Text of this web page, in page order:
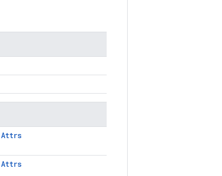
Attrs
Attrs